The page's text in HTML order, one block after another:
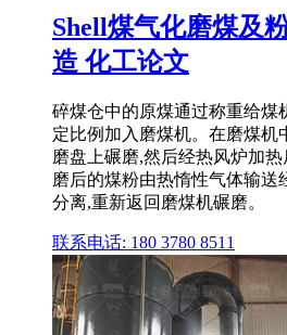
Shell煤气化磨煤及
造 化工论文
碎煤仓中的原煤通过称重给煤
定比例加入磨煤机。在磨煤机
磨盘上碾磨,然后经热风炉加
磨后的煤粉由热惰性气体输送
分离,重新返回磨煤机碾磨。
联系电话: 180 3780 8511